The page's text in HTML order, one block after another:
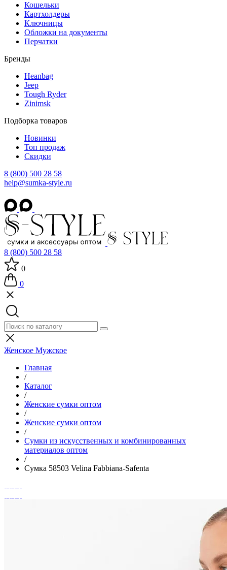
Кошельки
Картхолдеры
Ключницы
Обложки на документы
Перчатки
Бренды
Heanbag
Jeep
Tough Ryder
Zinimsk
Подборка товаров
Новинки
Топ продаж
Скидки
8 (800) 500 28 58
help@sumka-style.ru
8 (800) 500 28 58
0
0
Женское Мужское
Главная
/
Каталог
/
Женские сумки оптом
/
Женские сумки оптом
/
Cумки из искусственных и комбинированных
материалов оптом
/
Сумка 58503 Velina Fabbiana-Safenta